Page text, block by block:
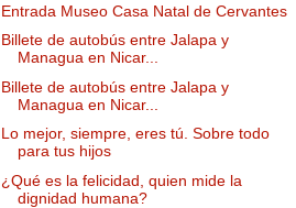
Entrada Museo Casa Natal de Cervantes
Billete de autobús entre Jalapa y
Managua en Nicar...
Billete de autobús entre Jalapa y
Managua en Nicar...
Lo mejor, siempre, eres tú. Sobre todo
para tus hijos
¿Qué es la felicidad, quien mide la
dignidad humana?